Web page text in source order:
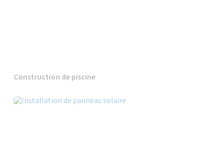
Construction de piscine